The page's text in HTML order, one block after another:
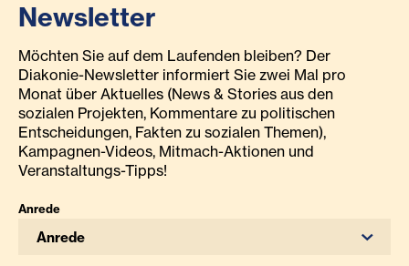
Newsletter
Möchten Sie auf dem Laufenden bleiben? Der
Diakonie-Newsletter informiert Sie zwei Mal pro
Monat über Aktuelles (News & Stories aus den
sozialen Projekten, Kommentare zu politischen
Entscheidungen, Fakten zu sozialen Themen),
Kampagnen-Videos, Mitmach-Aktionen und
Veranstaltungs-Tipps!
Anrede
Anrede